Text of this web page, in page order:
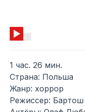
1 час. 26 мин.
Страна: Польша
Жанр: хоррор
Режиссер: Бартош